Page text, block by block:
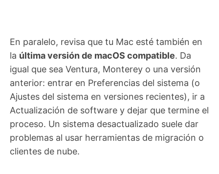
En paralelo, revisa que tu Mac esté también en
la última versión de macOS compatible. Da
igual que sea Ventura, Monterey o una versión
anterior: entrar en Preferencias del sistema (o
Ajustes del sistema en versiones recientes), ir a
Actualización de software y dejar que termine el
proceso. Un sistema desactualizado suele dar
problemas al usar herramientas de migración o
clientes de nube.